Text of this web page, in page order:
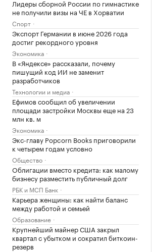
Лидеры сборной России по гимнастике
не получили визы на ЧЕ в Хорватии
Спорт
Экспорт Германии в июне 2026 года
достиг рекордного уровня
Экономика
В «Яндексе» рассказали, почему
пишущий код ИИ не заменит
разработчиков
Технологии и медиа
Ефимов сообщил об увеличении
площади застройки Москвы еще на 23
млн кв. м
Экономика
Экс-главу Popcorn Books приговорили
к четырем годам условно
Общество
Облигации вместо кредита: как малому
бизнесу разместить публичный долг
РБК и МСП Банк
Карьера женщины: как найти баланс
между работой и семьей
Образование
Крупнейший майнер США закрыл
квартал с убытком и сократил биткоин-
резерв